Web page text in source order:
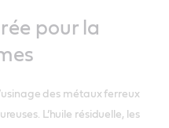
pour la
des métaux ferreux
L’huile résiduelle, les